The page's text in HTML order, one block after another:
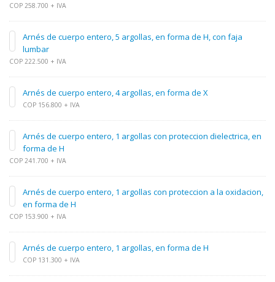
COP 258.700 + IVA
Arnés de cuerpo entero, 5 argollas, en forma de H, con faja
lumbar
COP 222.500 + IVA
Arnés de cuerpo entero, 4 argollas, en forma de X
COP 156.800 + IVA
Arnés de cuerpo entero, 1 argollas con proteccion dielectrica, en
forma de H
COP 241.700 + IVA
Arnés de cuerpo entero, 1 argollas con proteccion a la oxidacion,
en forma de H
COP 153.900 + IVA
Arnés de cuerpo entero, 1 argollas, en forma de H
COP 131.300 + IVA